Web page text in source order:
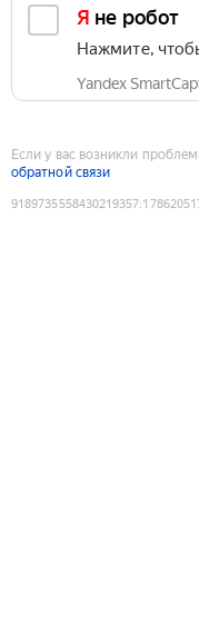
Я не робот
Нажмите,
Yandex
Если у вас возникли
обратной связи
9189735558430219357: